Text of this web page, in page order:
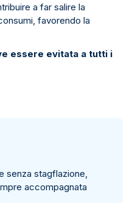
a far salire la
favorendo la
essere evitata a tutti i
senza stagflazione,
accompagnata